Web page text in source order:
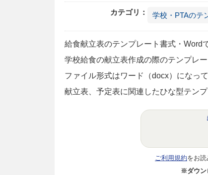
カテゴリ： 学校・PTAのテ
給食献立表のテンプレート書式・Word
学校給食の献立表作成の際のテンプレ
ファイル形式はワード（docx）になっ
献立表、予定表に関連したひな型テン
ご利用規約をお読
※ダウン